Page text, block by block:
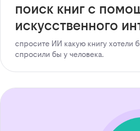
поиск книг с
искусственного
спросите ИИ какую книгу хотели
спросили бы у человека.